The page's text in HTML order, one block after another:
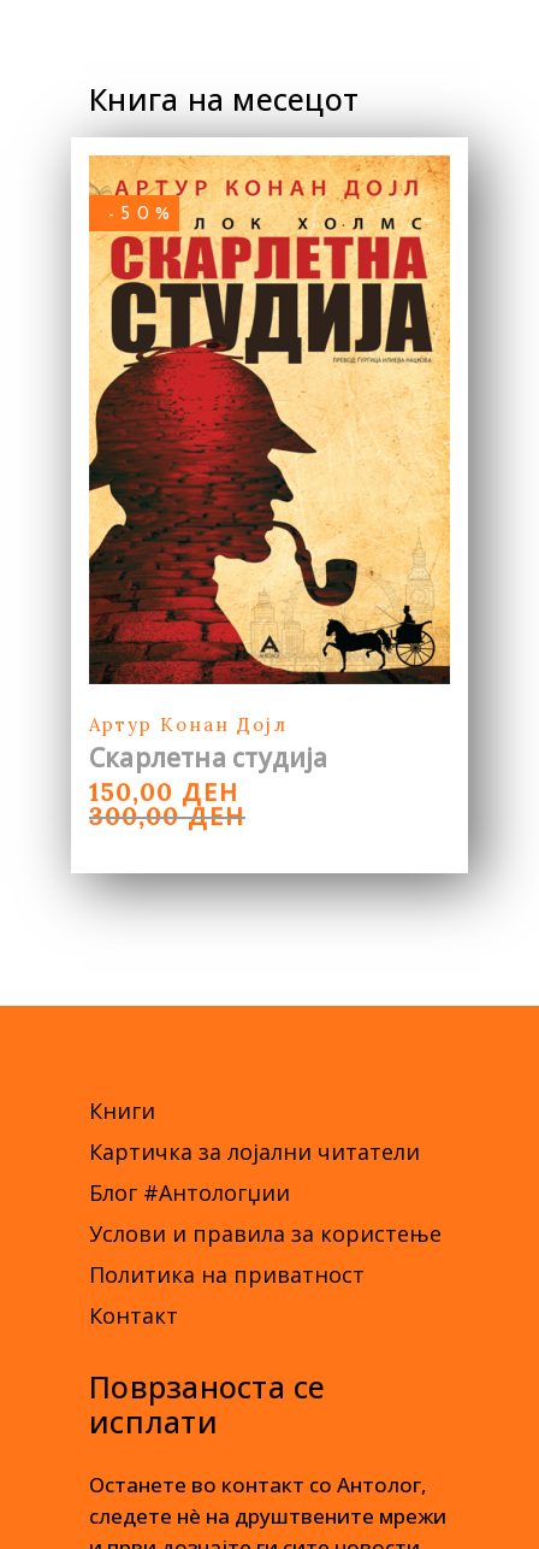
Книга на месецот
-50%
Артур Конан Дојл
Скарлетна студија
300,00ДЕН
ORIGINAL
PRICE
WAS:
150,00 ДЕН
CURRENT
PRICE
Книги
Картичка за лојални читатели
Блог #Антологџии
Услови и правила за користење
Политика на приватност
Контакт
Поврзаноста се
исплати
Останете во контакт со Антолог,
следете нè на друштвените мрежи